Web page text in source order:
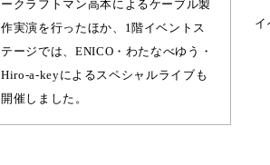
ークラフトマン高本によるケーブル製
作実演を行ったほか、1階イベントス
テージでは、ENICO・わたなべゆう・
Hiro-a-keyによるスペシャルライブも
開催しました。
イ